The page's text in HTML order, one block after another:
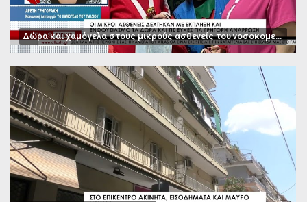
Δώρα και χαμόγελα στους μικρούς ασθενείς του νοσοκομείου Παπαγεωργίου